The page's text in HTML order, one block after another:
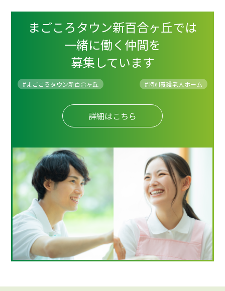
まごころタウン新百合ヶ丘では
一緒に働く仲間を
募集しています
#まごころタウン新百合ヶ丘 #特別養護老人ホーム
詳細はこちら